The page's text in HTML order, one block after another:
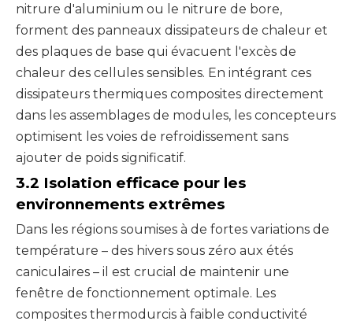
nitrure d'aluminium ou le nitrure de bore,
forment des panneaux dissipateurs de chaleur et
des plaques de base qui évacuent l'excès de
chaleur des cellules sensibles. En intégrant ces
dissipateurs thermiques composites directement
dans les assemblages de modules, les concepteurs
optimisent les voies de refroidissement sans
ajouter de poids significatif.
3.2 Isolation efficace pour les
environnements extrêmes
Dans les régions soumises à de fortes variations de
température – des hivers sous zéro aux étés
caniculaires – il est crucial de maintenir une
fenêtre de fonctionnement optimale. Les
composites thermodurcis à faible conductivité